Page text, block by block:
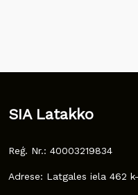
SIA Latakko
Reģ. Nr.: 40003219834
Adrese: Latgales iela 462 k-